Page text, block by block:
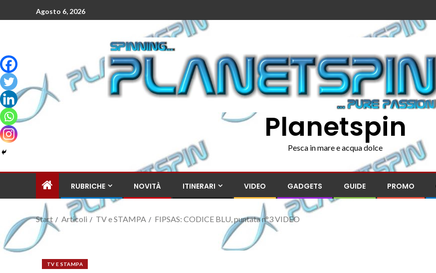
Agosto 6, 2026
Planetspin
Pesca in mare e acqua dolce
RUBRICHE NOVITÀ ITINERARI VIDEO GADGETS GUIDE PROMO
Start Articoli TV e STAMPA FIPSAS: CODICE BLU, puntata n°3 VIDEO
TV E STAMPA